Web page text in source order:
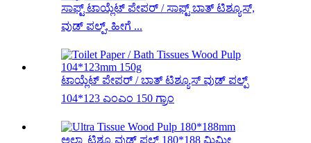
ಸಾಫ್ಟ್ ಟಾಯ್ಲೆಟ್ ಪೇಪರ್ / ಸಾಫ್ಟ್ ಬಾತ್ ಟಿಶ್ಯೂಸ್,
ವುಡ್ ಪಲ್ಪ್, ಹೀಗೆ ...
ಟಾಯ್ಲೆಟ್ ಪೇಪರ್ / ಬಾತ್ ಟಿಶ್ಯೂಸ್ ವುಡ್ ಪಲ್ಪ್
104*123 ಎಂಎಂ 150 ಗ್ರಾಂ
ಅಲ್ಟ್ರಾ ಟಿಶ್ಯೂ ವುಡ್ ಪಲ್ಪ್ 180*188 ಮಿಮೀ